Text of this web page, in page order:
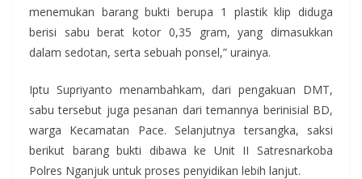
menemukan barang bukti berupa 1 plastik klip diduga
berisi sabu berat kotor 0,35 gram, yang dimasukkan
dalam sedotan, serta sebuah ponsel,” urainya.
Iptu Supriyanto menambahkam, dari pengakuan DMT,
sabu tersebut juga pesanan dari temannya berinisial BD,
warga Kecamatan Pace. Selanjutnya tersangka, saksi
berikut barang bukti dibawa ke Unit II Satresnarkoba
Polres Nganjuk untuk proses penyidikan lebih lanjut.